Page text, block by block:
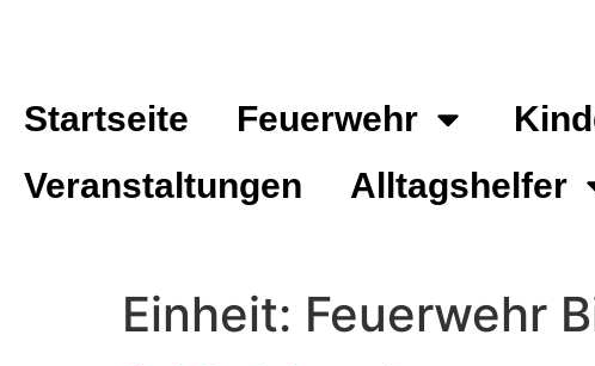
Startseite Feuerwehr
Veranstaltungen
Alltagshelfer
Einheit: Feuerwehr